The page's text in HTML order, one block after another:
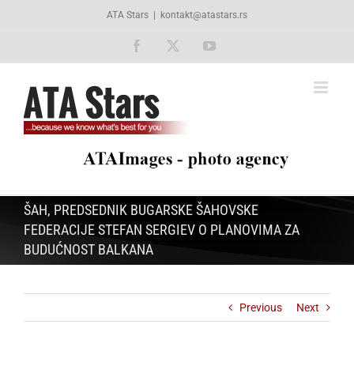
ATA Stars kontakt@atastars.rs
Facebook YouTube
ŠAH, PREDSEDNIK BUGARSKE ŠAHOVSKE
FEDERACIJE STEFAN SERGIEV O PLANOVIMA ZA
BUDUĆNOST BALKANA
Previous Next